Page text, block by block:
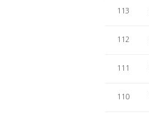
113
112
111
110